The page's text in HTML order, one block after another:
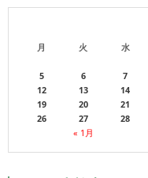
月
火 水
« 1月
5
6 7
12
13 14
19
20 21
26
27 28